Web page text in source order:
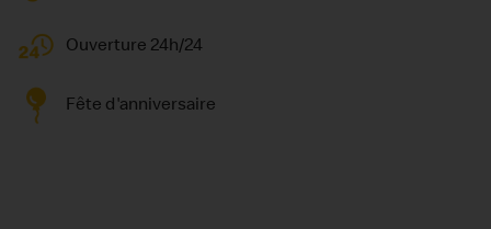
Ouverture 24h/24
Fête d'anniversaire